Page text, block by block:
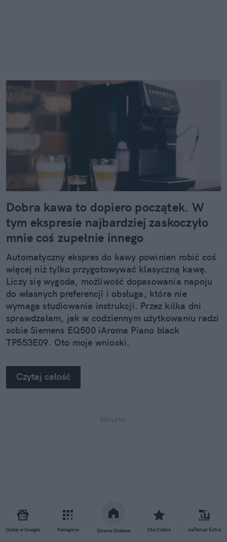
Dodaj w Google Kategorie Strona Główna Dla Ciebie naTemat Extra
Dobra kawa to dopiero początek. W
tym ekspresie najbardziej zaskoczyło
mnie coś zupełnie innego
Automatyczny ekspres do kawy powinien robić coś
więcej niż tylko przygotowywać klasyczną kawę.
Liczy się wygoda, możliwość dopasowania napoju
do własnych preferencji i obsługa, która nie
wymaga studiowania instrukcji. Przez kilka dni
sprawdzałam, jak w codziennym użytkowaniu radzi
sobie Siemens EQ500 iAroma Piano black
TP553E09. Oto moje wnioski.
Czytaj całość
REKLAMA